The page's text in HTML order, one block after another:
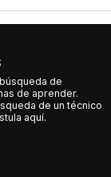
de
de aprender.
de un técnico
aquí.